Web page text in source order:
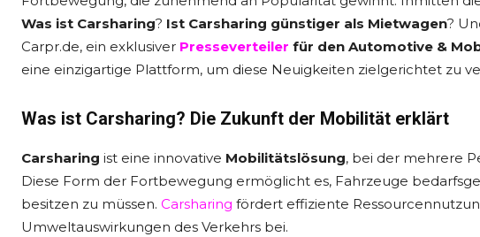
Was ist Carsharing? Ist Carsharing günstiger als Mietwagen?
Carpr.de, ein exklusiver Presseverteiler für den Automotive &
eine einzigartige Plattform, um diese Neuigkeiten zielgerichtet zu
Was ist Carsharing? Die Zukunft der Mobilität erklärt
Carsharing ist eine innovative Mobilitätslösung, bei der mehrere
Diese Form der Fortbewegung ermöglicht es, Fahrzeuge
besitzen zu müssen. Carsharing fördert effiziente
Umweltauswirkungen des Verkehrs bei.